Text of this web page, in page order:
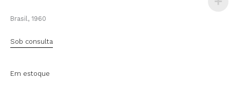
Brasil, 1960
Sob consulta
Em estoque